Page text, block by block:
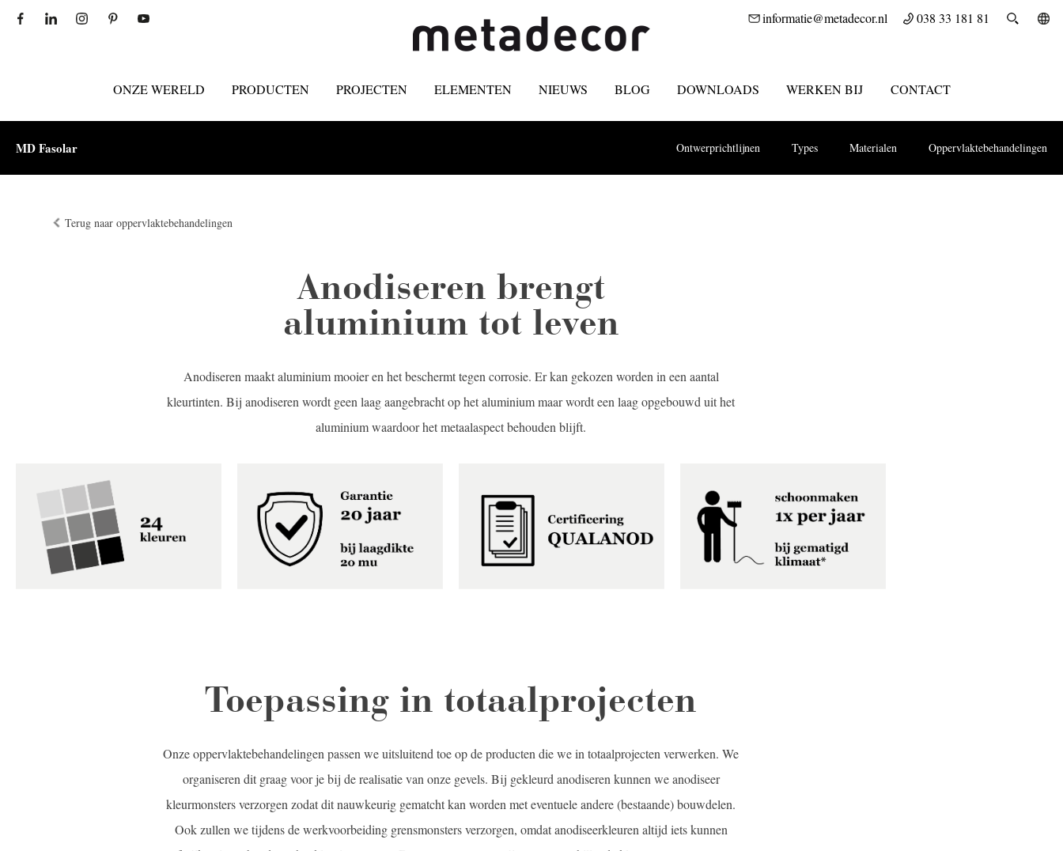
informatie@metadecor.nl 038 33 181 81
ONZE WERELD PRODUCTEN PROJECTEN ELEMENTEN NIEUWS BLOG DOWNLOADS WERKEN BIJ CONTACT
MD Fasolar Ontwerprichtlijnen Types Materialen Oppervlaktebehandelingen
Terug naar oppervlaktebehandelingen
Anodiseren brengt
aluminium tot leven
Anodiseren maakt aluminium mooier en het beschermt tegen corrosie. Er kan gekozen worden in een aantal
kleurtinten. Bij anodiseren wordt geen laag aangebracht op het aluminium maar wordt een laag opgebouwd uit het
aluminium waardoor het metaalaspect behouden blijft.
Toepassing in totaalprojecten
Onze oppervlaktebehandelingen passen we uitsluitend toe op de producten die we in totaalprojecten verwerken. We
organiseren dit graag voor je bij de realisatie van onze gevels. Bij gekleurd anodiseren kunnen we anodiseer
kleurmonsters verzorgen zodat dit nauwkeurig gematcht kan worden met eventuele andere (bestaande) bouwdelen.
Ook zullen we tijdens de werkvoorbeiding grensmonsters verzorgen, omdat anodiseerkleuren altijd iets kunnen